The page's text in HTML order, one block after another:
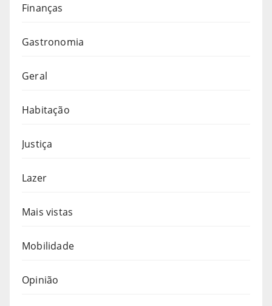
Finanças
Gastronomia
Geral
Habitação
Justiça
Lazer
Mais vistas
Mobilidade
Opinião